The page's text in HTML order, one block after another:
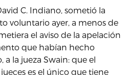
C. Indiano, sometió la
voluntario ayer, a menos de
el aviso de la apelación
que habían hecho
la jueza Swain: que el
es el único que tiene